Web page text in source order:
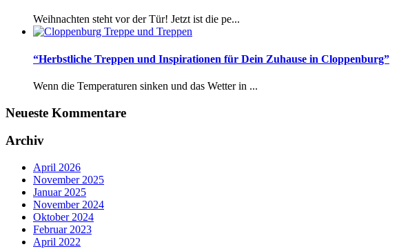
Weihnachten steht vor der Tür! Jetzt ist die pe...
“Herbstliche Treppen und Inspirationen für Dein Zuhause in Cloppenburg”
Wenn die Temperaturen sinken und das Wetter in ...
Neueste Kommentare
Archiv
April 2026
November 2025
Januar 2025
November 2024
Oktober 2024
Februar 2023
April 2022